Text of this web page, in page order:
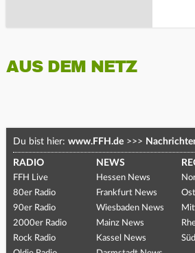
AUS DEM NETZ
Du bist hier: www.FFH.de >>>
RADIO
FFH Live
80er Radio
90er Radio
2000er Radio
Rock Radio
NEWS
Hessen News
Frankfurt News
Wiesbaden News
Mainz News
Kassel News